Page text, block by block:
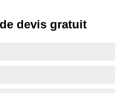
devis gratuit